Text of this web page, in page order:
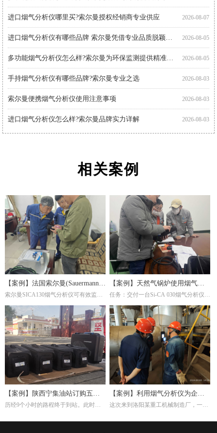
2026-08-07
进口烟气分析仪哪里买?索尔曼授权经销商专业供应
2026-08-05
2026-08-05
2026-08-03
手持烟气分析仪有哪些品牌?索尔曼专业之选
2026-08-03
索尔曼便携烟气分析仪使用注意事项
2026-08-03
进口烟气分析仪怎么样?索尔曼品牌实力详解
相关案例
【案例】法国索尔曼(Sauermann)
烟气分析仪在钢厂的应用
索尔曼SICA130烟气分析仪可有效监测
助调整燃气比例或淬火介质成分，避免
氧化或脱碳。并且淬火炉若使用燃气加
热，烟气分析仪能检测有害排放物(如
NOₓ、CO)，确保符合环保标准，同时
优化燃烧效率。通过分析烟气成分，可
间接推断淬火过程的稳定性。例如，异
常的CO浓度可能反映加热不均，影响
材料硬度均匀性。
【案例】天然气锅炉使用烟气分
析仪调节燃烧效率
任务：交付一台Si-CA 030烟气分析仪。
筒及滤件的工厂，锅炉的燃料为天然
气，根据用户的检测需求，我们推荐经
济型Si-CA030烟气分析仪。此款烟气分
析仪包含O2,CO两个气体传感器，能够
准确测量烟气中的氧气含量。
【案例】陕西宁集油站订购五台
烟气分析仪
历经9个小时的路程终于到站。此时，
次任务不单单是交付仪器，另外培训如
【案例】利用烟气分析仪为企业
调试燃烧效率
这次来到洛阳某重工机械制造厂，一是
帮助工厂现场调试煅烧热处理炉的燃烧